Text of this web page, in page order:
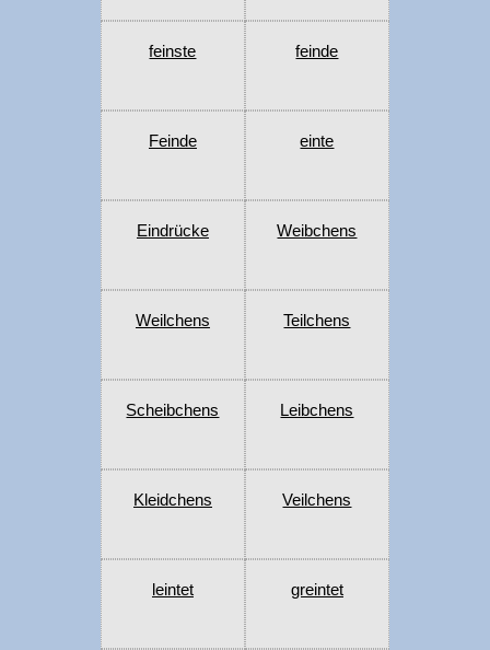
feinste feinde
Feinde einte
Eindrücke Weibchens
Weilchens Teilchens
Scheibchens Leibchens
Kleidchens Veilchens
leintet greintet